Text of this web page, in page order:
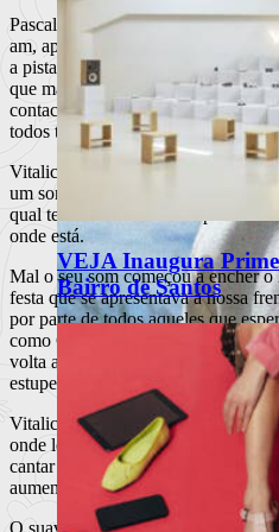
VEJA Inaugura
Bairro de Santos
Pascal Arbez, mais conhecido
am, após um longo warm-up
a pista do piso de baixo do Lux se
que mal o primeiro centimetro
contacto com o primeiro degrau do
todos tentam colocar-se o melhor
Vitalic é uma personagem bastante
um sorriso de vitória sobre a vida
qual teve de lutar muito e passar
onde está.
Mal o seu som começou a encher
festa que se apresentava a nossa
por parte de todos aqueles que
como Goldenboy, The Hacker,
volta ao Lux e que conseguiram
estupenda um nome como o de
Vitalic começou de forma suave
onde levou ao rubro todo o público
cantar algumas faixas mais
aumentasse.
O suave que serviu de entrada, foi